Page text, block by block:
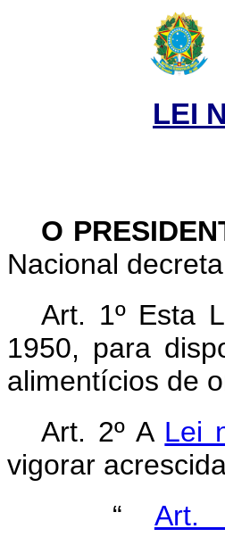
LEI
O
Nacional
Art. 1º Esta
1950, para
alimentícios de
Art. 2º A Lei
vigorar
“ Art.